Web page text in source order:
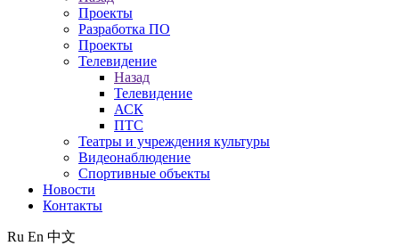
Проекты
Разработка ПО
Проекты
Телевидение
Назад
Телевидение
АСК
ПТС
Театры и учреждения культуры
Видеонаблюдение
Спортивные объекты
Новости
Контакты
Ru En 中文